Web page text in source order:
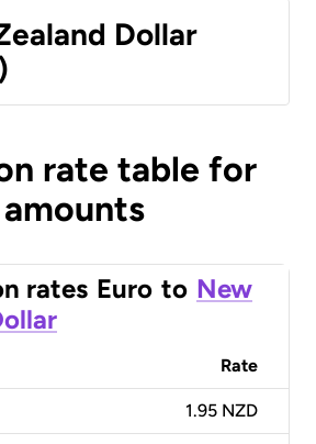
Dollar
rate table for
rates Euro to New
Rate
1.95 NZD